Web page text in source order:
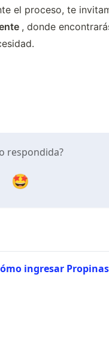
el proceso, te
, donde
respondida?
🤩